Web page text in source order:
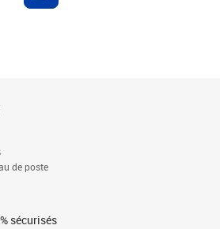
de poste
sécurisés